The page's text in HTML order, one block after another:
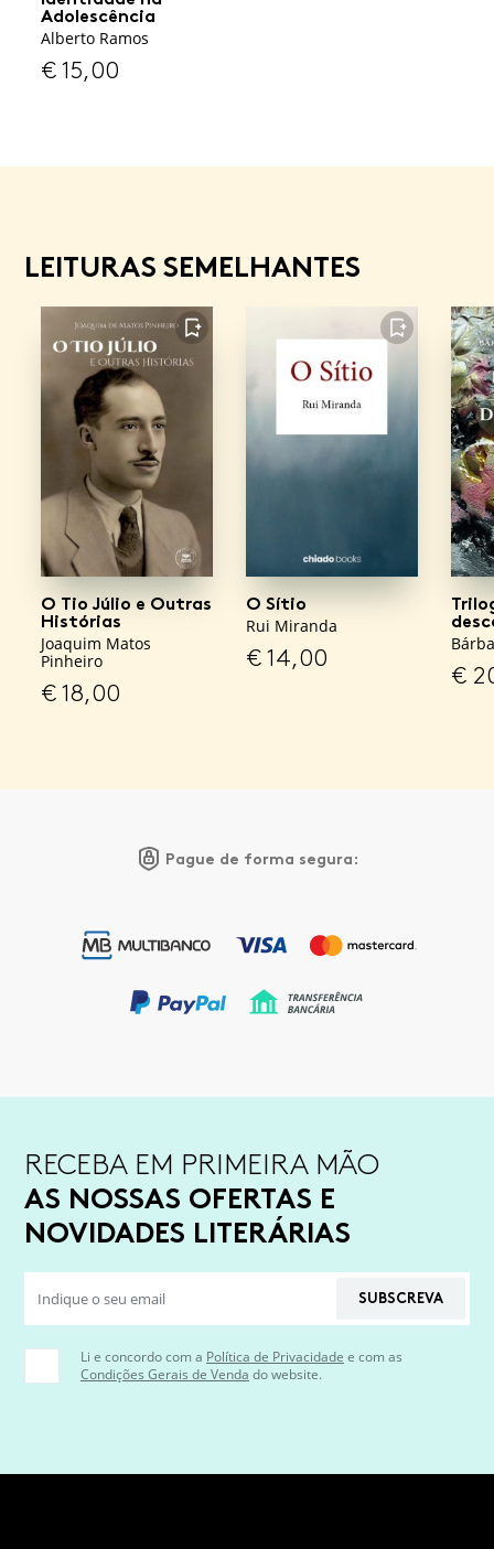
Adolescência
Alberto Ramos
€15,00
LEITURAS SEMELHANTES
FAVORITO
O Tio Júlio e Outras
Histórias
Joaquim Matos
Pinheiro
€18,00
FAVORITO
O Sítio
Rui Miranda
€14,00
€
Pague de forma segura:
RECEBA EM PRIMEIRA MÃO
AS NOSSAS OFERTAS E
NOVIDADES LITERÁRIAS
SUBSCREVA
Li e concordo com a Política de Privacidade e com as
Condições Gerais de Venda do website.